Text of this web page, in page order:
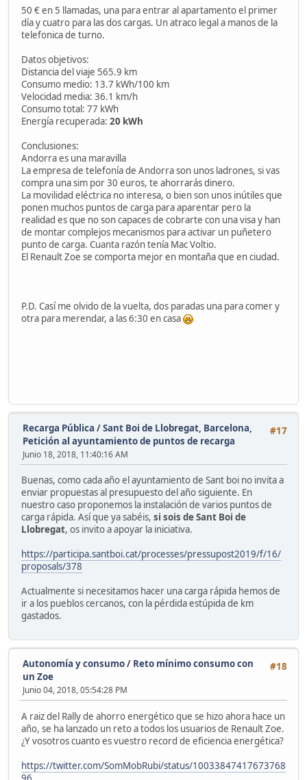
50 € en 5 llamadas, una para entrar al apartamento el primer
día y cuatro para las dos cargas. Un atraco legal a manos de la
telefonica de turno.
Datos objetivos:
Distancia del viaje 565.9 km
Consumo medio: 13.7 kWh/100 km
Velocidad media: 36.1 km/h
Consumo total: 77 kWh
Energía recuperada: 20 kWh
Conclusiones:
Andorra es una maravilla
La empresa de telefonía de Andorra son unos ladrones, si vas
compra una sim por 30 euros, te ahorrarás dinero.
La movilidad eléctrica no interesa, o bien son unos inútiles que
ponen muchos puntos de carga para aparentar pero la
realidad es que no son capaces de cobrarte con una visa y han
de montar complejos mecanismos para activar un puñetero
punto de carga. Cuanta razón tenía Mac Voltio.
El Renault Zoe se comporta mejor en montaña que en ciudad.
P.D. Casí me olvido de la vuelta, dos paradas una para comer y
otra para merendar, a las 6:30 en casa
#17
Recarga Pública /Sant Boi de Llobregat, Barcelona,
Petición al ayuntamiento de puntos de recarga
Junio 18, 2018, 11:40:16 AM
Buenas, como cada año el ayuntamiento de Sant boi no invita a
enviar propuestas al presupuesto del año siguiente. En
nuestro caso proponemos la instalación de varios puntos de
carga rápida. Así que ya sabéis, si sois de Sant Boi de
Llobregat, os invito a apoyar la iniciativa.
https://participa.santboi.cat/processes/pressupost2019/f/16/
proposals/378
Actualmente si necesitamos hacer una carga rápida hemos de
ir a los pueblos cercanos, con la pérdida estúpida de km
gastados.
#18
Autonomía y consumo/ Reto mínimo consumo con
un Zoe
Junio 04, 2018, 05:54:28 PM
A raiz del Rally de ahorro energético que se hizo ahora hace un
año, se ha lanzado un reto a todos los usuarios de Renault Zoe.
¿Y vosotros cuanto es vuestro record de eficiencia energética?
https://twitter.com/SomMobRubi/status/10033847417673768